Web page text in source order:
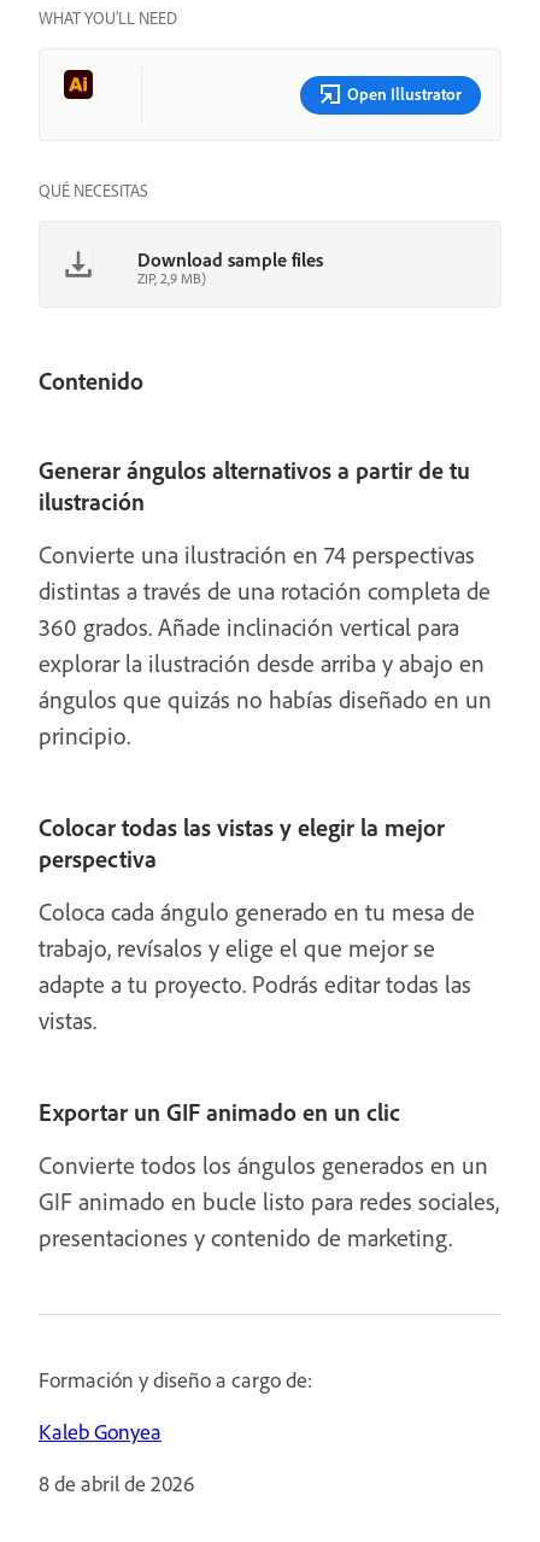
WHAT YOU’LL NEED
Open Illustrator
QUÉ NECESITAS
Download sample files
ZIP, 2,9 MB)
Contenido
Generar ángulos alternativos a partir de tu
ilustración
Convierte una ilustración en 74 perspectivas
distintas a través de una rotación completa de
360 grados. Añade inclinación vertical para
explorar la ilustración desde arriba y abajo en
ángulos que quizás no habías diseñado en un
principio.
Colocar todas las vistas y elegir la mejor
perspectiva
Coloca cada ángulo generado en tu mesa de
trabajo, revísalos y elige el que mejor se
adapte a tu proyecto. Podrás editar todas las
vistas.
Exportar un GIF animado en un clic
Convierte todos los ángulos generados en un
GIF animado en bucle listo para redes sociales,
presentaciones y contenido de marketing.
Formación y diseño a cargo de:
Kaleb Gonyea
8 de abril de 2026